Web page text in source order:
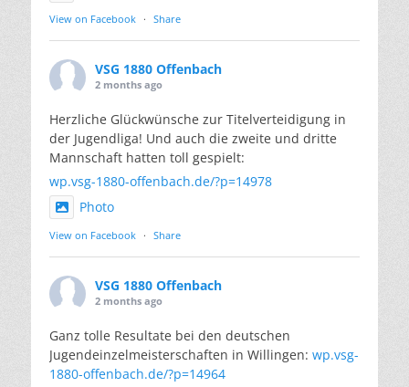
View on Facebook · Share
VSG 1880 Offenbach
2 months ago
Herzliche Glückwünsche zur Titelverteidigung in
der Jugendliga! Und auch die zweite und dritte
Mannschaft hatten toll gespielt:
wp.vsg-1880-offenbach.de/?p=14978
Photo
View on Facebook · Share
VSG 1880 Offenbach
2 months ago
Ganz tolle Resultate bei den deutschen
Jugendeinzelmeisterschaften in Willingen: wp.vsg-
1880-offenbach.de/?p=14964